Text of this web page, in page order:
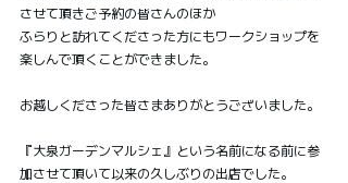
させて頂きご予約の皆さんのほか
ふらりと訪れてくださった方にもワークショップを
楽しんで頂くことができました。
お越しくださった皆さまありがとうございました。
『大泉ガーデンマルシェ』という名前になる前に参
加させて頂いて以来の久しぶりの出店でした。